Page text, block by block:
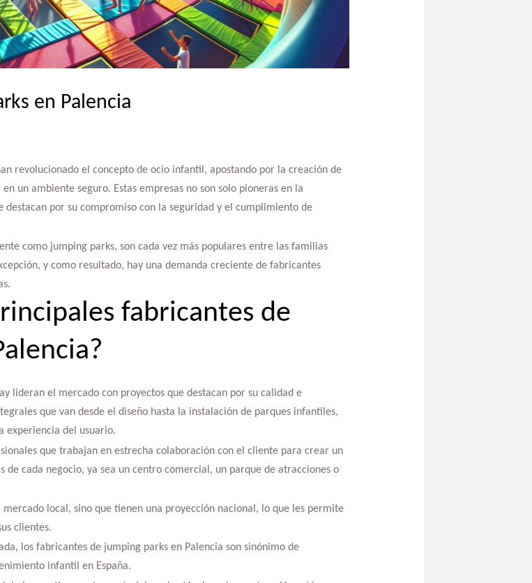
en Palencia
revolucionado el concepto de ocio infantil, apostando por la creación de
un ambiente seguro. Estas empresas no son solo pioneras en la
por su compromiso con la seguridad y el cumplimiento de
como jumping parks, son cada vez más populares entre las familias
y como resultado, hay una demanda creciente de fabricantes
fabricantes de
lideran el mercado con proyectos que destacan por su calidad e
que van desde el diseño hasta la instalación de parques infantiles,
experiencia del usuario.
que trabajan en estrecha colaboración con el cliente para crear un
de cada negocio, ya sea un centro comercial, un parque de atracciones o
mercado local, sino que tienen una proyección nacional, lo que les permite
clientes.
los fabricantes de jumping parks en Palencia son sinónimo de
infantil en España.